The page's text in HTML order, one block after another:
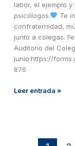
labor, el ejemplo
psicólogos.
Te
confraternidad,
junto a colegas.
Auditorio del
junio:https://
876
Leer entrada »